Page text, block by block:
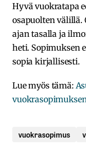
Hyvä vuokratapa
osapuolten välillä.
ajan tasalla ja
heti. Sopimuksen
sopia kirjallisesti.
Lue myös tämä:
vuokrasopimus